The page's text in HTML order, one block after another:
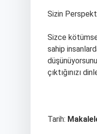
Sizin
Sizce
sahip
çıktığınızı
Tarih: